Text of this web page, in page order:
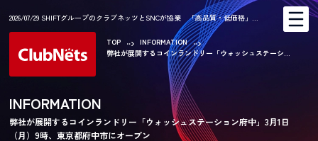
2026/07/29 SHIFTグループのクラブネッツとSNCが協業 「高品質・低価格」…
TOP
INFORMATION
弊社が展開するコインランドリー「ウォッシュステーシ...
INFORMATION
弊社が展開するコインランドリー「ウォッシュステーション府中」3月1日
（月）9時、東京都府中市にオープン